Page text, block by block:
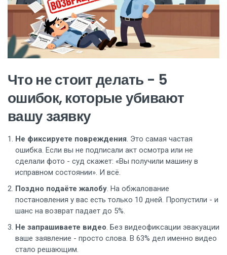
Что не стоит делать - 5
ошибок, которые убивают
вашу заявку
Не фиксируете повреждения. Это самая частая
ошибка. Если вы не подписали акт осмотра или не
сделали фото - суд скажет: «Вы получили машину в
исправном состоянии». И всё.
Поздно подаёте жалобу. На обжалование
постановления у вас есть только 10 дней. Пропустили - и
шанс на возврат падает до 5%.
Не запрашиваете видео. Без видеофиксации эвакуации
ваше заявление - просто слова. В 63% дел именно видео
стало решающим.